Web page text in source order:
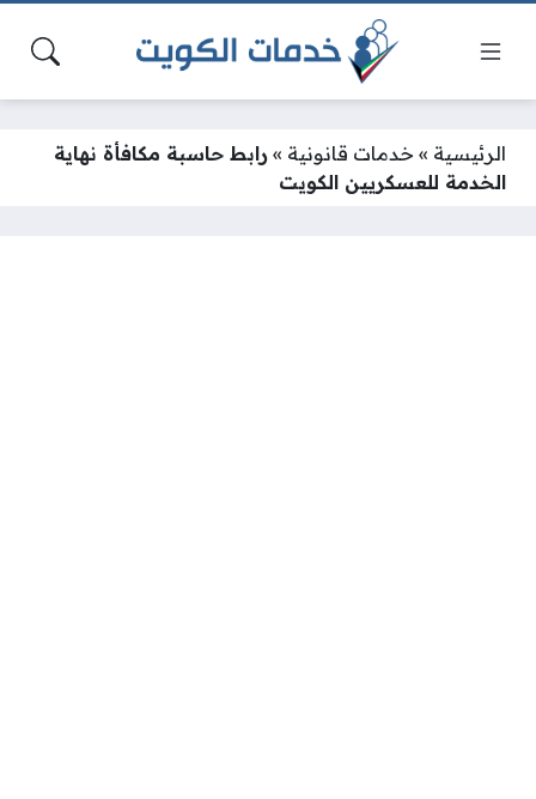
الرئيسية » خدمات قانونية » رابط حاسبة مكافأة نهاية
الخدمة للعسكريين الكويت